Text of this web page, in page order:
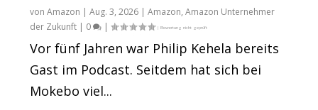
vonAmazon |Aug. 3, 2026 |Amazon,Amazon Unternehmer
der Zukunft | 0 |
Vor fünf Jahren war Philip Kehela bereits
Gast im Podcast. Seitdem hat sich bei
Mokebo viel...